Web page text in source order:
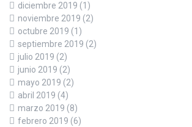
diciembre 2019 (1)
noviembre 2019 (2)
octubre 2019 (1)
septiembre 2019 (2)
julio 2019 (2)
junio 2019 (2)
mayo 2019 (2)
abril 2019 (4)
marzo 2019 (8)
febrero 2019 (6)